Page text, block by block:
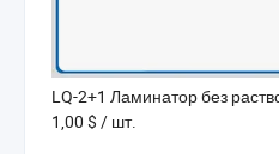
1,00 $ / шт.